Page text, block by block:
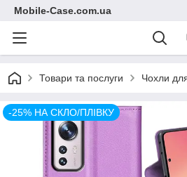
Mobile-Case.com.ua
Товари та послуги Чохли
-25% НА СКЛО/ПЛІВКУ